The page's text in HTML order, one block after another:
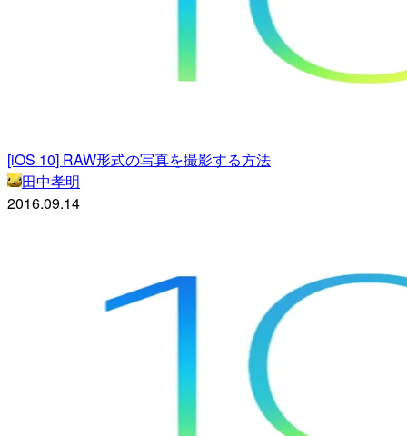
[iOS 10] RAW形式の写真を撮影する方法
田中孝明
2016.09.14